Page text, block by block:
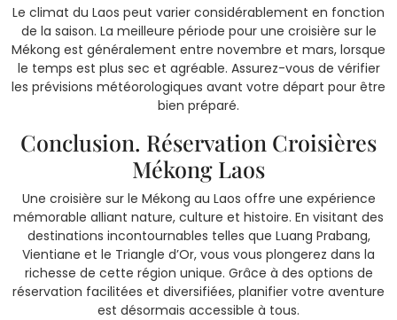
Le climat du Laos peut varier considérablement en fonction
de la saison. La meilleure période pour une croisière sur le
Mékong est généralement entre novembre et mars, lorsque
le temps est plus sec et agréable. Assurez-vous de vérifier
les prévisions météorologiques avant votre départ pour être
bien préparé.
Conclusion. Réservation Croisières
Mékong Laos
Une croisière sur le Mékong au Laos offre une expérience
mémorable alliant nature, culture et histoire. En visitant des
destinations incontournables telles que Luang Prabang,
Vientiane et le Triangle d’Or, vous vous plongerez dans la
richesse de cette région unique. Grâce à des options de
réservation facilitées et diversifiées, planifier votre aventure
est désormais accessible à tous.